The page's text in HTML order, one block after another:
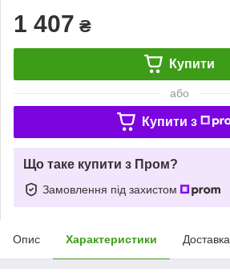
1 407 ₴
Купити
або
Купити з
Що таке купити з Пром?
Замовлення під захистом
Опис Характеристики Доставка